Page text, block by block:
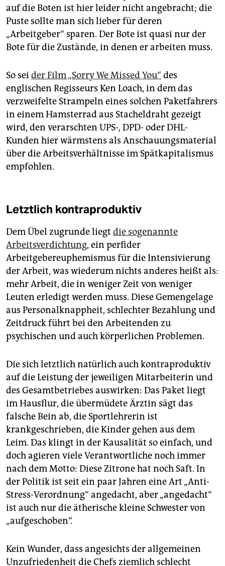
auf die Boten ist hier leider nicht angebracht; die
Puste sollte man sich lieber für deren
„Arbeitgeber“ sparen. Der Bote ist quasi nur der
Bote für die Zustände, in denen er arbeiten muss.
So seider Film „Sorry We Missed You“ des
englischen Regisseurs Ken Loach, in dem das
verzweifelte Strampeln eines solchen Paketfahrers
in einem Hamsterrad aus Stacheldraht gezeigt
wird, den verarschten UPS-, DPD- oder DHL-
Kunden hier wärmstens als Anschauungsmaterial
über die Arbeitsverhältnisse im Spätkapitalismus
empfohlen.
Letztlich kontraproduktiv
Dem Übel zugrunde liegt die sogenannte
Arbeitsverdichtung, ein perfider
Arbeitgebereuphemismus für die Intensivierung
der Arbeit, was wiederum nichts anderes heißt als:
mehr Arbeit, die in weniger Zeit von weniger
Leuten erledigt werden muss. Diese Gemengelage
aus Personalknappheit, schlechter Bezahlung und
Zeitdruck führt bei den Arbeitenden zu
psychischen und auch körperlichen Problemen.
Die sich letztlich natürlich auch kontraproduktiv
auf die Leistung der jeweiligen Mitarbeiterin und
des Gesamtbetriebes auswirken: Das Paket liegt
im Hausflur, die übermüdete Ärztin sägt das
falsche Bein ab, die Sportlehrerin ist
krankgeschrieben, die Kinder gehen aus dem
Leim. Das klingt in der Kausalität so einfach, und
doch agieren viele Verantwortliche noch immer
nach dem Motto: Diese Zitrone hat noch Saft. In
der Politik ist seit ein paar Jahren eine Art „Anti-
Stress-Verordnung“ angedacht, aber „angedacht“
ist auch nur die ätherische kleine Schwester von
„aufgeschoben“.
Kein Wunder, dass angesichts der allgemeinen
Unzufriedenheit die Chefs ziemlich schlecht